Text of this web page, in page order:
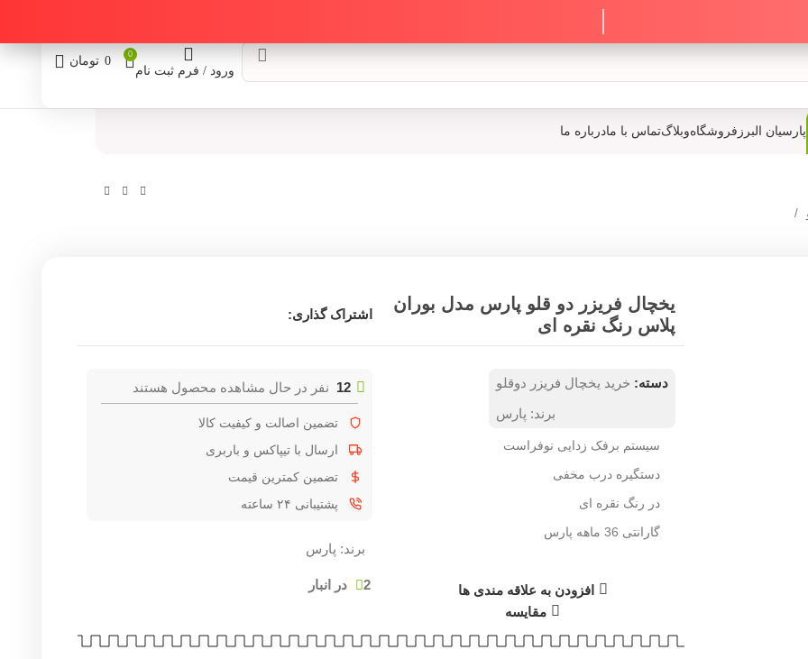
ورود / فرم ثبت نام
0 تومان 0
پارسیان البرز فروشگاهوبلاگتماس با مادرباره ما
یخچال فریزر دو قلو پارس مدل بوران
پلاس رنگ نقره ای
اشتراک گذاری:
دسته: خرید یخچال فریزر دوقلو
برند: پارس
سیستم برفک زدایی نوفراست
دستگیره درب مخفی
در رنگ نقره ای
گارانتی 36 ماهه پارس
افزودن به علاقه مندی ها
مقایسه
12 نفر در حال مشاهده محصول هستند
تضمین اصالت و کیفیت کالا
ارسال با تیپاکس و باربری
تضمین کمترین قیمت
پشتیبانی ۲۴ ساعته
برند: پارس
2 در انبار